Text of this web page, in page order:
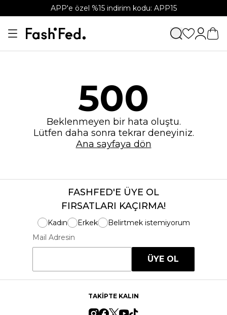
APP'e özel %15 indirim kodu: APP15
500
Beklenmeyen bir hata oluştu.
Lütfen daha sonra tekrar deneyiniz.
Ana sayfaya dön
FASHFED'E ÜYE OL
FIRSATLARI KAÇIRMA!
Kadın Erkek
Belirtmek istemiyorum
Mail Adresin
ÜYE OL
TAKİPTE KALIN